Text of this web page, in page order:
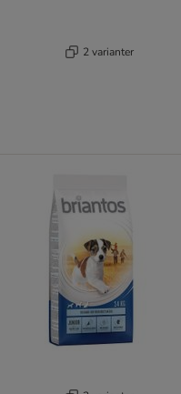
2 varianter